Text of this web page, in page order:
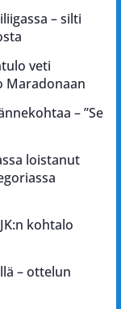
– silti
veti
Maradonaan
– ”Se
loistanut
kohtalo
– ottelun